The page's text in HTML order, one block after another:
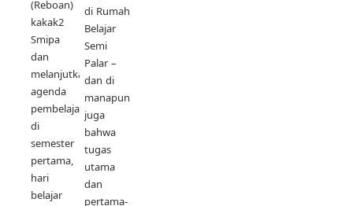
(Reboan)
kakak2
Smipa
dan
melanjutkan
agenda
pembelajaran
di
semester
pertama,
hari
belajar
di Rumah
Belajar
Semi
Palar –
dan di
manapun
juga
bahwa
tugas
utama
dan
pertama-